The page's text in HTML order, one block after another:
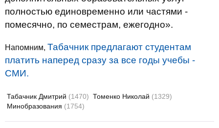
полностью единовременно или частями -
помесячно, по семестрам, ежегодно».
Напомним, Табачник предлагают студентам
платить наперед сразу за все годы учебы -
СМИ.
Табачник Дмитрий (1470) Томенко Николай (1329)
Минобразования (1754)